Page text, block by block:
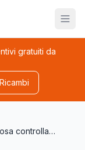
gratuiti da
Ricambi auto ibride usate: cosa controllare e dove trovarli